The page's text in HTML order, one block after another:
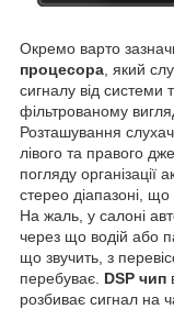
Окремо варто
процесора , який
сигналу від системи
фільтрованому
Розташування
лівого та правого
погляду організації
стерео діапазоні,
На жаль, у салоні
через що водій або
що звучить, з
перебуває. DSP чип
розбиває сигнал на